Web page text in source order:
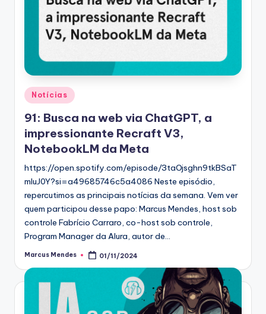
Posted
in
Notícias
91: Busca na web via ChatGPT, a
impressionante Recraft V3,
NotebookLM da Meta
https://open.spotify.com/episode/3taOjsghn9tkBSaT
mIuJ0Y?si=a49685746c5a4086 Neste episódio,
repercutimos as principais notícias da semana. Vem ver
quem participou desse papo: Marcus Mendes, host sob
controle Fabrício Carraro, co-host sob controle,
Program Manager da Alura, autor de…
Posted
Marcus Mendes 01/11/2024